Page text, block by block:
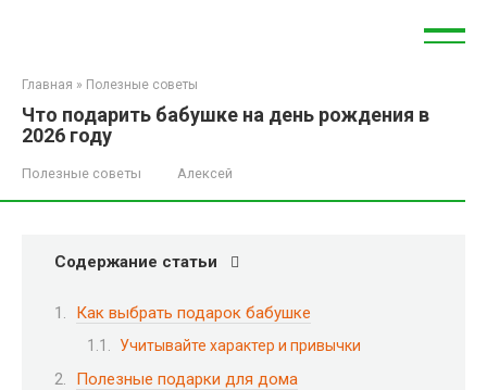
Главная » Полезные советы
Что подарить бабушке на день рождения в
2026 году
Полезные советы Алексей
Содержание статьи
Как выбрать подарок бабушке
Учитывайте характер и привычки
Полезные подарки для дома